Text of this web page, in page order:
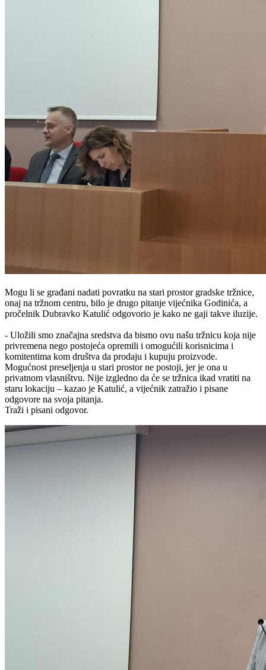
Mogu li se građani nadati povratku na stari prostor gradske tržnice,
onaj na tržnom centru, bilo je drugo pitanje vijećnika Godinića, a
pročelnik Dubravko Katulić odgovorio je kako ne gaji takve iluzije.
- Uložili smo značajna sredstva da bismo ovu našu tržnicu koja nije
privremena nego postojeća opremili i omogućili korisnicima i
komitentima kom društva da prodaju i kupuju proizvode.
Mogućnost preseljenja u stari prostor ne postoji, jer je ona u
privatnom vlasništvu. Nije izgledno da će se tržnica ikad vratiti na
staru lokaciju – kazao je Katulić, a vijećnik zatražio i pisane
odgovore na svoja pitanja.
Traži i pisani odgovor.